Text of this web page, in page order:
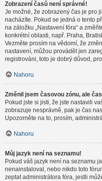
Zobrazení časů není správné!
Je možné, že zobrazený čas je pro
nacházíte. Pokud se jedná o tento
na záložku „Nastavení fóra“ a
konkrétní oblasti, např. Praha,
Vezměte prosím na vědomí, že
nastavení, můžou provádět jen
registrováni, toto je dobrý důvod,
Nahoru
Změnil jsem časovou zónu, ale
Pokud jste si jisti, že jste nastavili
zobrazuje nesprávně, pak je čas
Upozorněte na to, prosím,
Nahoru
Můj jazyk není na seznamu!
Pokud váš jazyk není na seznamu
nenainstaloval, nebo nikdo toto
zeptat administrátora fóra, jestli